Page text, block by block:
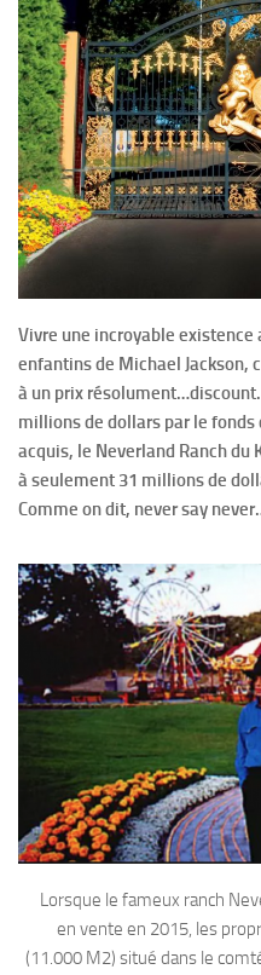
Vivre une incroyable existence
enfantins de Michael Jackson,
à un prix
millions de dollars par le fonds
acquis, le Neverland Ranch du
à seulement 31 millions de
Comme on dit, never say
Lorsque le fameux ranch
en vente en 2015, les
(11.000 M2) situé dans le